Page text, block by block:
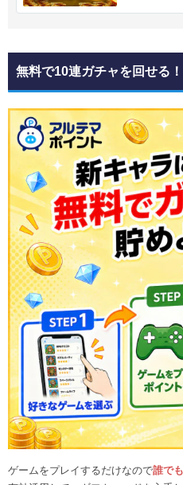
無料で10連ガチャを回せる！
ゲームをプレイするだけなので誰で